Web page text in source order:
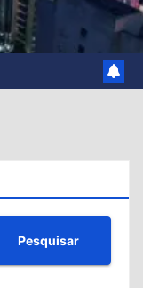
Pesquisar